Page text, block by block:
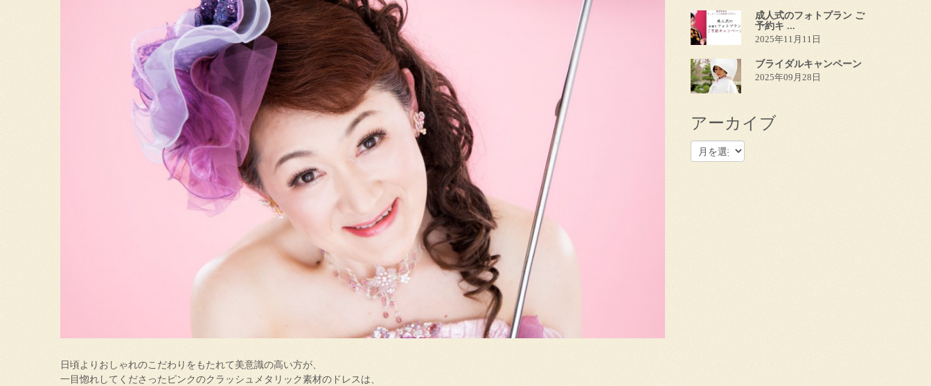
日頃よりおしゃれのこだわりをもたれて美意識の高い方が、
一目惚れしてくださったピンクのクラッシュメタリック素材のドレスは、
成人式のフォトプラン ご
予約キ ...
2025年11月11日
ブライダルキャンペーン
2025年09月28日
アーカイブ